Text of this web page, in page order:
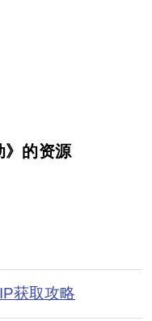
》的资源
获取攻略